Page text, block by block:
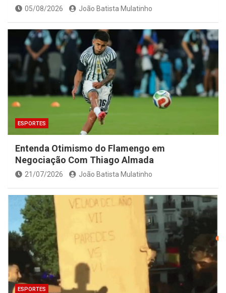
05/08/2026 João Batista Mulatinho
ESPORTES
Entenda Otimismo do Flamengo em
Negociação Com Thiago Almada
21/07/2026 João Batista Mulatinho
ESPORTES